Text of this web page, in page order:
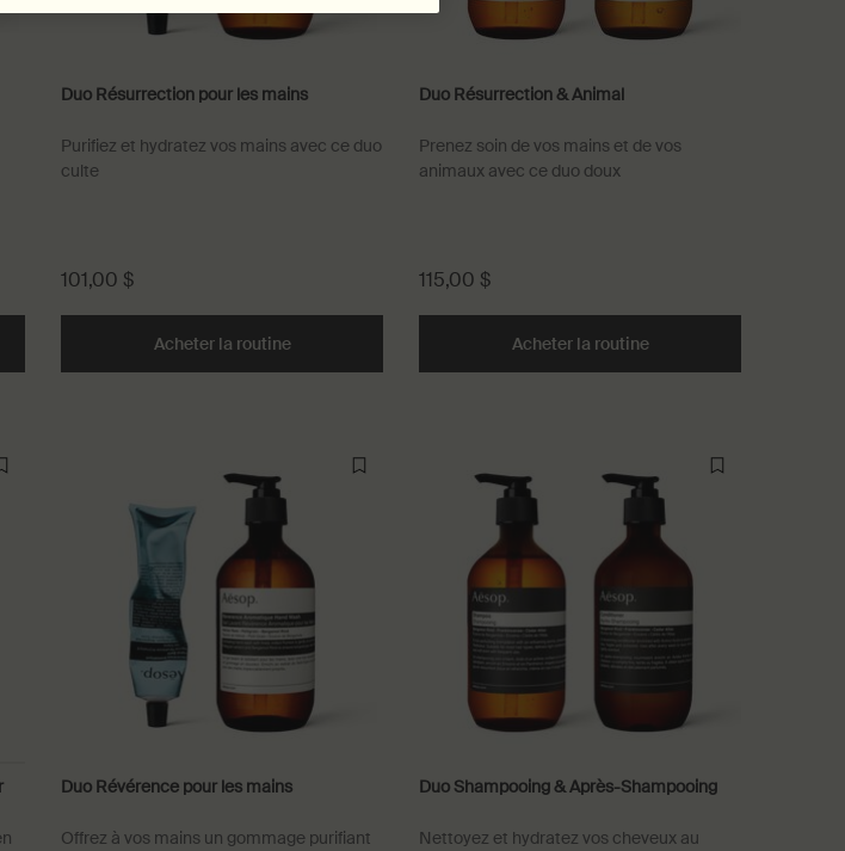
& Résurrection
Duo Résurrection pour les mains
Purifiez et hydratez vos mains avec ce duo
culte
101,00 $
Acheter la routineDuo Résurrection pour les mains
Duo Résurrection & Animal
Prenez soin de vos mains et de vos
animaux avec ce duo doux
115,00 $
Acheter la routineDuo Résurrection &
Duo Révérence pour les mains
Offrez à vos mains un gommage purifiant
Duo Shampooing & Après-Shampooing
Nettoyez et hydratez vos cheveux au